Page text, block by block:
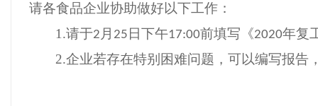
请各食品企业协助做好以下工作：
1.请于2 月 25 日下午17:00前填写《2020年复
2.企业若存在特别困难问题，可以编写报告